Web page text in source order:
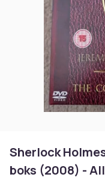
Sherlock
boks (2008) -